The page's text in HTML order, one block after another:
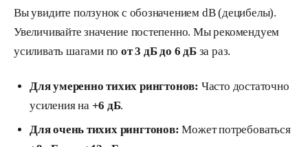
Вы увидите ползунок с обозначением dB (децибелы).
Увеличивайте значение постепенно. Мы рекомендуем
усиливать шагами по от 3 дБ до 6 дБза раз.
Для умеренно тихих рингтонов: Часто достаточно
усиления на +6 дБ.
Для очень тихих рингтонов: Может потребоваться